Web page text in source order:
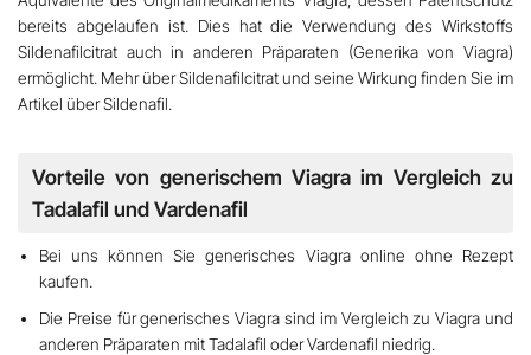
bereits abgelaufen ist. Dies hat die Verwendung des Wirkstoffs
Sildenafilcitrat auch in anderen Präparaten (Generika von Viagra)
ermöglicht. Mehr überSildenafilcitrat und seine Wirkung finden Sie im
Artikel überSildenafil.
Vorteile von generischem Viagra im Vergleich zu
Tadalafil und Vardenafil
Bei uns können Sie generisches Viagra online ohne Rezept
kaufen.
Die Preise für generisches Viagra sind im Vergleich zu Viagra und
anderen Präparaten mit Tadalafil oder Vardenafil niedrig.